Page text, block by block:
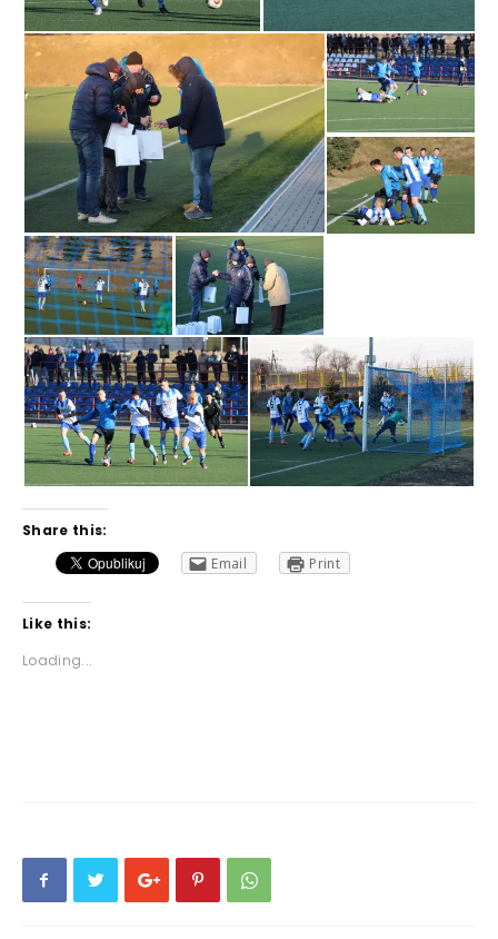
Share this:
Email
Print
Like this:
Loading...